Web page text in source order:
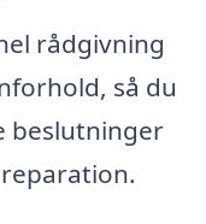
rådgivning
så du
beslutninger